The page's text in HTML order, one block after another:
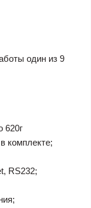
один из 9
620г
комплекте;
RS232;